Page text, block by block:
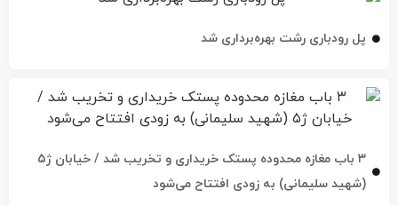
پل رودباری رشت بهره‌برداری شد
۳ باب مغازه محدوده پستک خریداری و تخریب شد / خیابان ژ۵
(شهید سلیمانی) به زودی افتتاح می‌شود